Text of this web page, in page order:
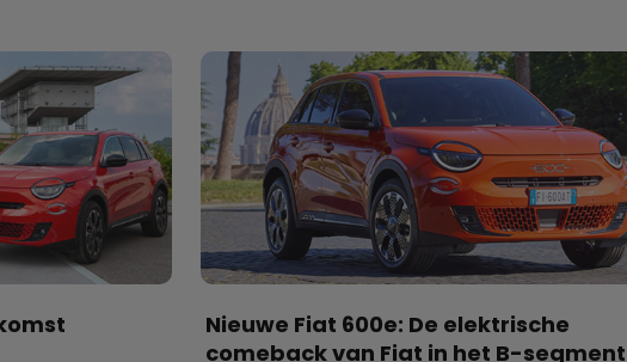
Topolino
markeerden
Nieuwe Fiat 600e: De elektrische
comeback van Fiat in het B-segment
Fiat keert terug naar het B-segment met de nieuwe
Fiat 600 voor nog meer rijplezier.